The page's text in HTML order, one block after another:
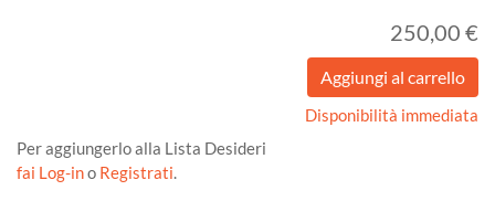
250,00 €
Disponibilità immediata
Per aggiungerlo alla Lista Desideri
fai Log-ino Registrati.